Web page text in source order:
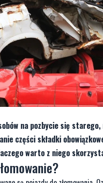
na pozbycie się
części składki
warto z niego